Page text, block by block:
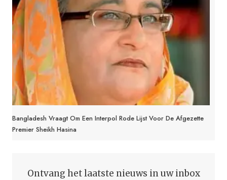
Bangladesh Vraagt Om Een Interpol Rode Lijst Voor De Afgezette
Premier Sheikh Hasina
Ontvang het laatste nieuws in uw inbox